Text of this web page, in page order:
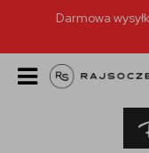
Darmowa